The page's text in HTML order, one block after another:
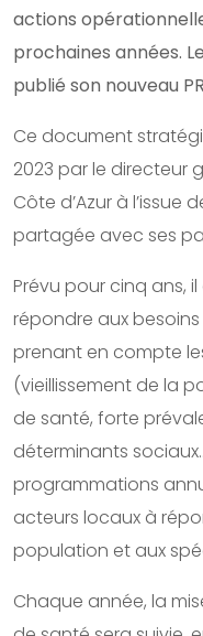
actions
prochaines années.
publié son nouveau
Ce document
2023 par le directeur
Côte d’Azur à l’issue
partagée avec ses
Prévu pour cinq ans,
répondre aux
prenant en compte
(vieillissement de la
de santé, forte
déterminants
programmations
acteurs locaux à
population et aux
Chaque année, la